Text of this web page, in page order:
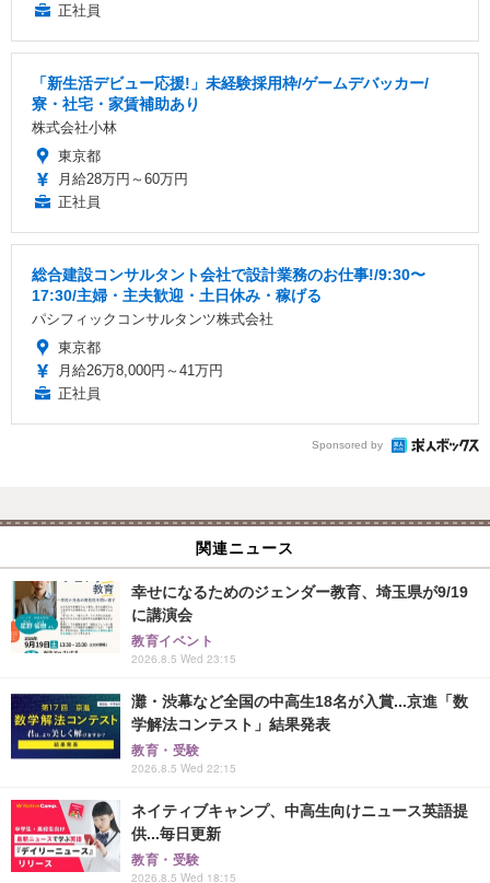
正社員
「新生活デビュー応援!」未経験採用枠/ゲームデバッカー/
寮・社宅・家賃補助あり
株式会社小林
東京都
月給28万円～60万円
正社員
総合建設コンサルタント会社で設計業務のお仕事!/9:30〜
17:30/主婦・主夫歓迎・土日休み・稼げる
パシフィックコンサルタンツ株式会社
東京都
月給26万8,000円～41万円
正社員
Sponsored by
関連ニュース
幸せになるためのジェンダー教育、埼玉県が9/19
に講演会
教育イベント
2026.8.5 Wed 23:15
灘・渋幕など全国の中高生18名が入賞...京進「数
学解法コンテスト」結果発表
教育・受験
2026.8.5 Wed 22:15
ネイティブキャンプ、中高生向けニュース英語提
供...毎日更新
教育・受験
2026.8.5 Wed 18:15